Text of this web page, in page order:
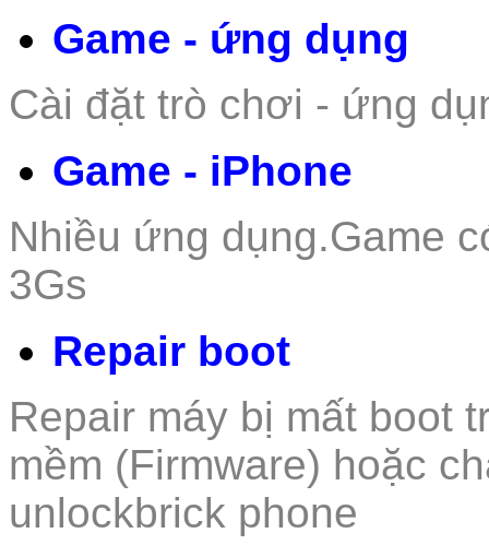
Game - ứng dụng
Cài đặt trò chơi - ứng
Game - iPhone
Nhiều ứng dụng.Game
3Gs
Repair boot
Repair máy bị mất boot
mềm (Firmware) hoặc
unlockbrick phone